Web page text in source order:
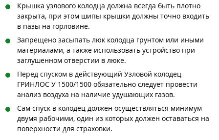
Крышка узлового колодца должна всегда быть плотно
закрыта, при этом шипы крышки должны точно входить
в пазы на горловине.
Запрещено засыпать люк колодца грунтом или иными
материалами, а также использовать устройство при
заглушенном отверстии в люке.
Перед спуском в действующий Узловой колодец
ГРИНЛОС У 1500/1500 обязательно следует провести
анализ воздуха на наличие удушающих газов.
Сам спуск в колодец должен осуществляться минимум
двумя рабочими, один из которых должен оставаться на
поверхности для страховки.